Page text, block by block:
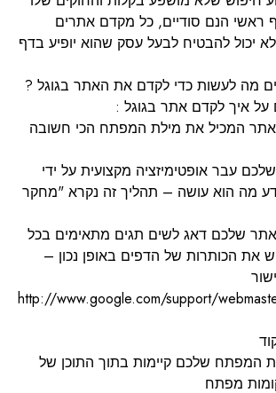
ראשי הנם סודיים, כל מקדם אתרים
יכול להבטיח לבעל עסק שהוא יופיע בדף
מה לעשות כדי לקדם את האתר בגוגל ?
על איך לקדם אתר בגוגל :
אתר המכיל את מילת המפתח הכי חשובה
שלכם עבר אופטימיזציה מקצועית על ידי
מה הוא עושה – תהליך זה נקרא "מחקר
האתר שלכם דאג לשים תגים מתאימים בכל
את הכותרות של הדפים באופן נכון –
http://www.google.com/support/
המפתח שלכם קיימות בתוך התוכן של
מפתח